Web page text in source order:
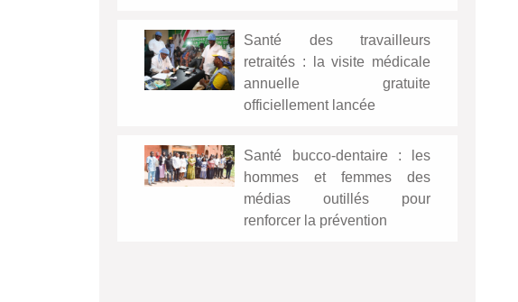
Santé des travailleurs
retraités : la visite médicale
annuelle gratuite
officiellement lancée
Santé bucco-dentaire : les
hommes et femmes des
médias outillés pour
renforcer la prévention